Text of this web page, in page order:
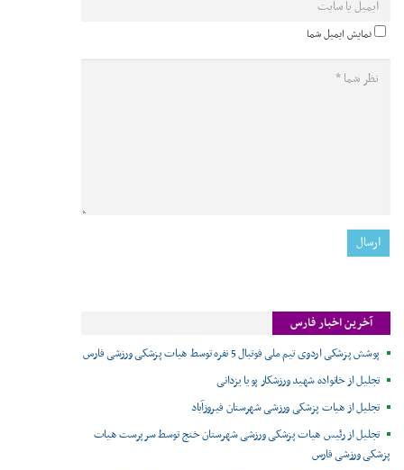
نمایش ایمیل شما
آخرین اخبار فارس
پوشش پزشکی اردوی تیم ملی فوتبال 5 نفره توسط هیات پزشکی ورزشی فارس
تجلیل از خانواده شهید ورزشکار پویا یزدانی
تجلیل از هیات پزشکی ورزشی شهرستان فیروزآباد
تجلیل از رئیس هیات پزشکی ورزشی شهرستان خنج توسط سرپرست هیات
پزشکی ورزشی فارس